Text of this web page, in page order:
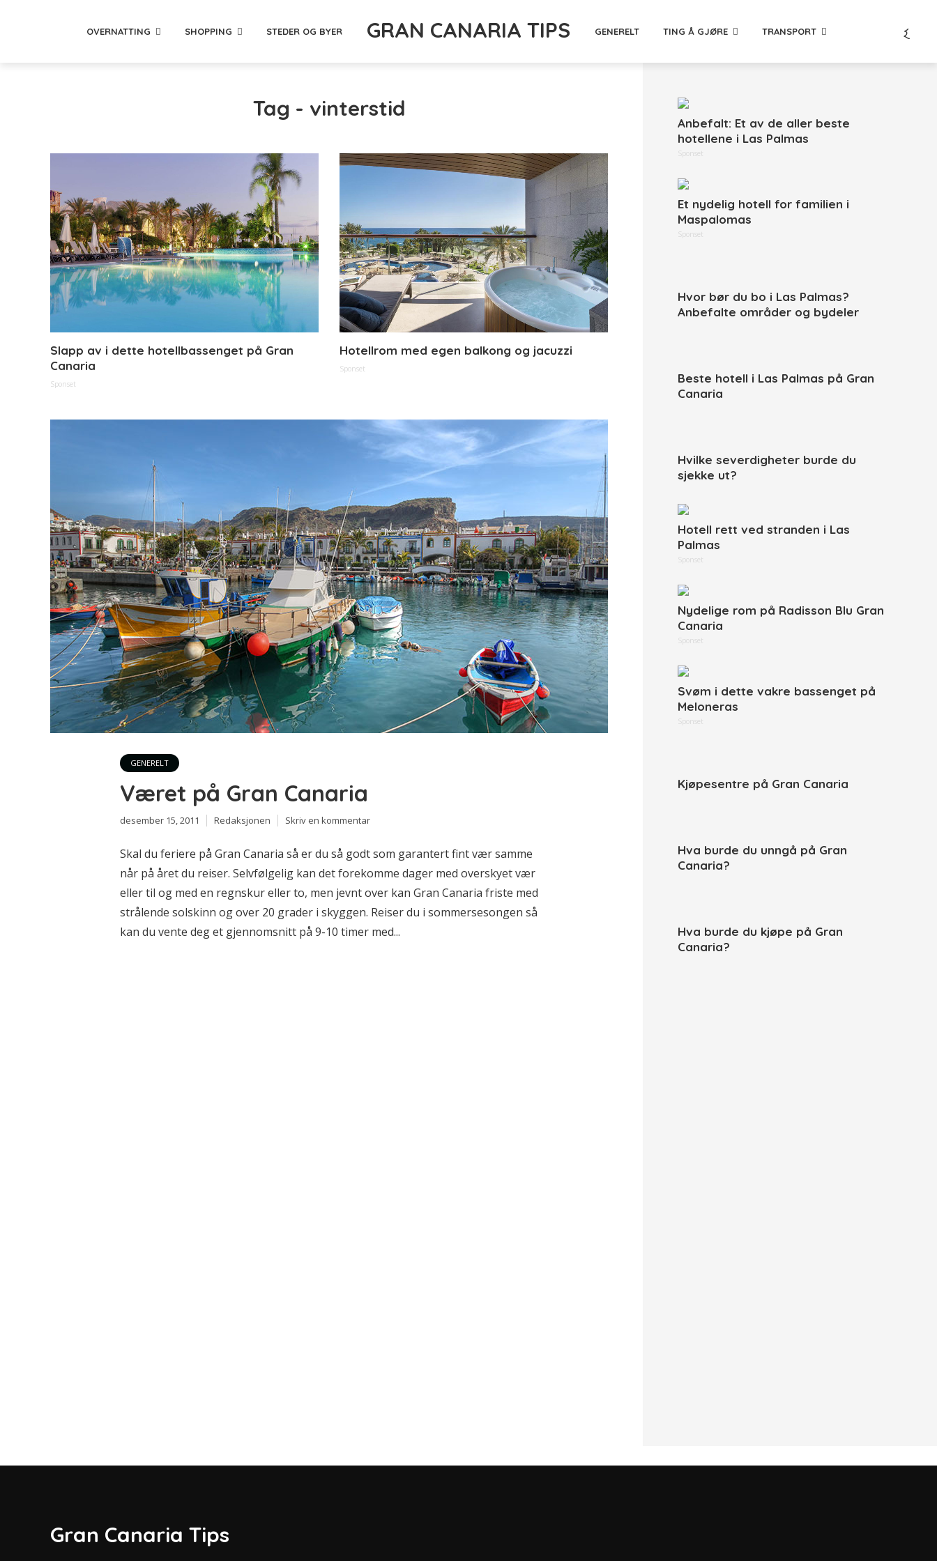
OVERNATTING SHOPPING STEDER OG BYER GRAN CANARIA TIPS GENERELT TING Å GJØRE TRANSPORT
Tag - vinterstid
Slapp av i dette hotellbassenget på Gran
Canaria
Sponset
Hotellrom med egen balkong og jacuzzi
Sponset
GENERELT
Været på Gran Canaria
desember 15, 2011 Redaksjonen Skriv en kommentar
Skal du feriere på Gran Canaria så er du så godt som garantert fint vær samme
når på året du reiser. Selvfølgelig kan det forekomme dager med overskyet vær
eller til og med en regnskur eller to, men jevnt over kan Gran Canaria friste med
strålende solskinn og over 20 grader i skyggen. Reiser du i sommersesongen så
kan du vente deg et gjennomsnitt på 9-10 timer med...
Anbefalt: Et av de aller beste
hotellene i Las Palmas
Sponset
Et nydelig hotell for familien i
Maspalomas
Sponset
Hvor bør du bo i Las Palmas?
Anbefalte områder og bydeler
Beste hotell i Las Palmas på Gran
Canaria
Hvilke severdigheter burde du
sjekke ut?
Hotell rett ved stranden i Las
Palmas
Sponset
Nydelige rom på Radisson Blu Gran
Canaria
Sponset
Svøm i dette vakre bassenget på
Meloneras
Sponset
Kjøpesentre på Gran Canaria
Hva burde du unngå på Gran
Canaria?
Hva burde du kjøpe på Gran
Canaria?
Gran Canaria Tips